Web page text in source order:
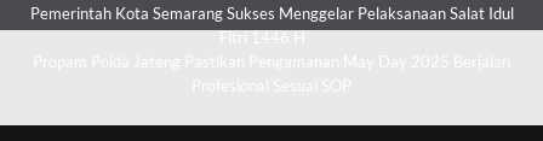
Pemerintah Kota Semarang Sukses Menggelar Pelaksanaan Salat Idul